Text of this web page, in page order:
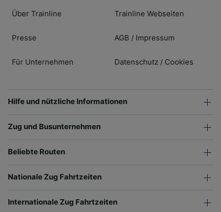
Über Trainline
Presse
Für Unternehmen
Trainline Webseiten
AGB / Impressum
Datenschutz / Cookies
Hilfe und nützliche Informationen
Zug und Busunternehmen
Beliebte Routen
Nationale Zug Fahrtzeiten
Internationale Zug Fahrtzeiten